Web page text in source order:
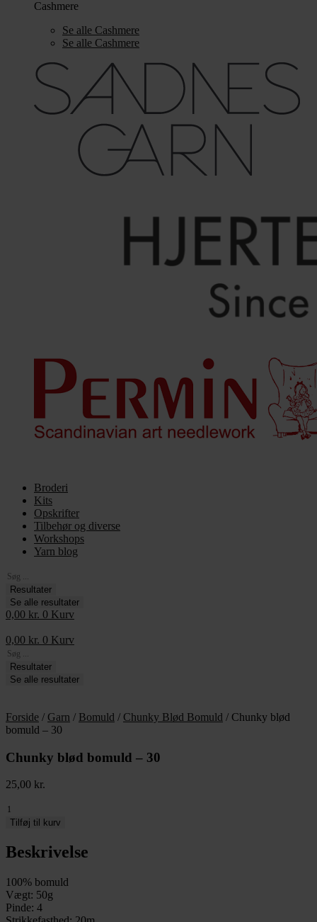
Cashmere
Se alle Cashmere
Se alle Cashmere
Broderi
Kits
Opskrifter
Tilbehør og diverse
Workshops
Yarn blog
Search
...Resultater
Se alle resultater
0,00 kr. 0 Kurv
0,00 kr. 0 Kurv
Search
...Resultater
Se alle resultater
Forside / Garn / Bomuld / Chunky Blød Bomuld / Chunky blød
bomuld – 30
Chunky blød bomuld – 30
25,00 kr.
Chunky
blød
-
30
Tilføj til kurv
Beskrivelse
100% bomuld
Vægt: 50g
Pinde: 4